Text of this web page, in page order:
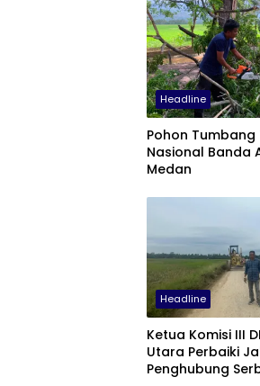
Headline
Pohon
Nasional Banda
Medan
Headline
Ketua Komisi III
Utara Perbaiki
Penghubung